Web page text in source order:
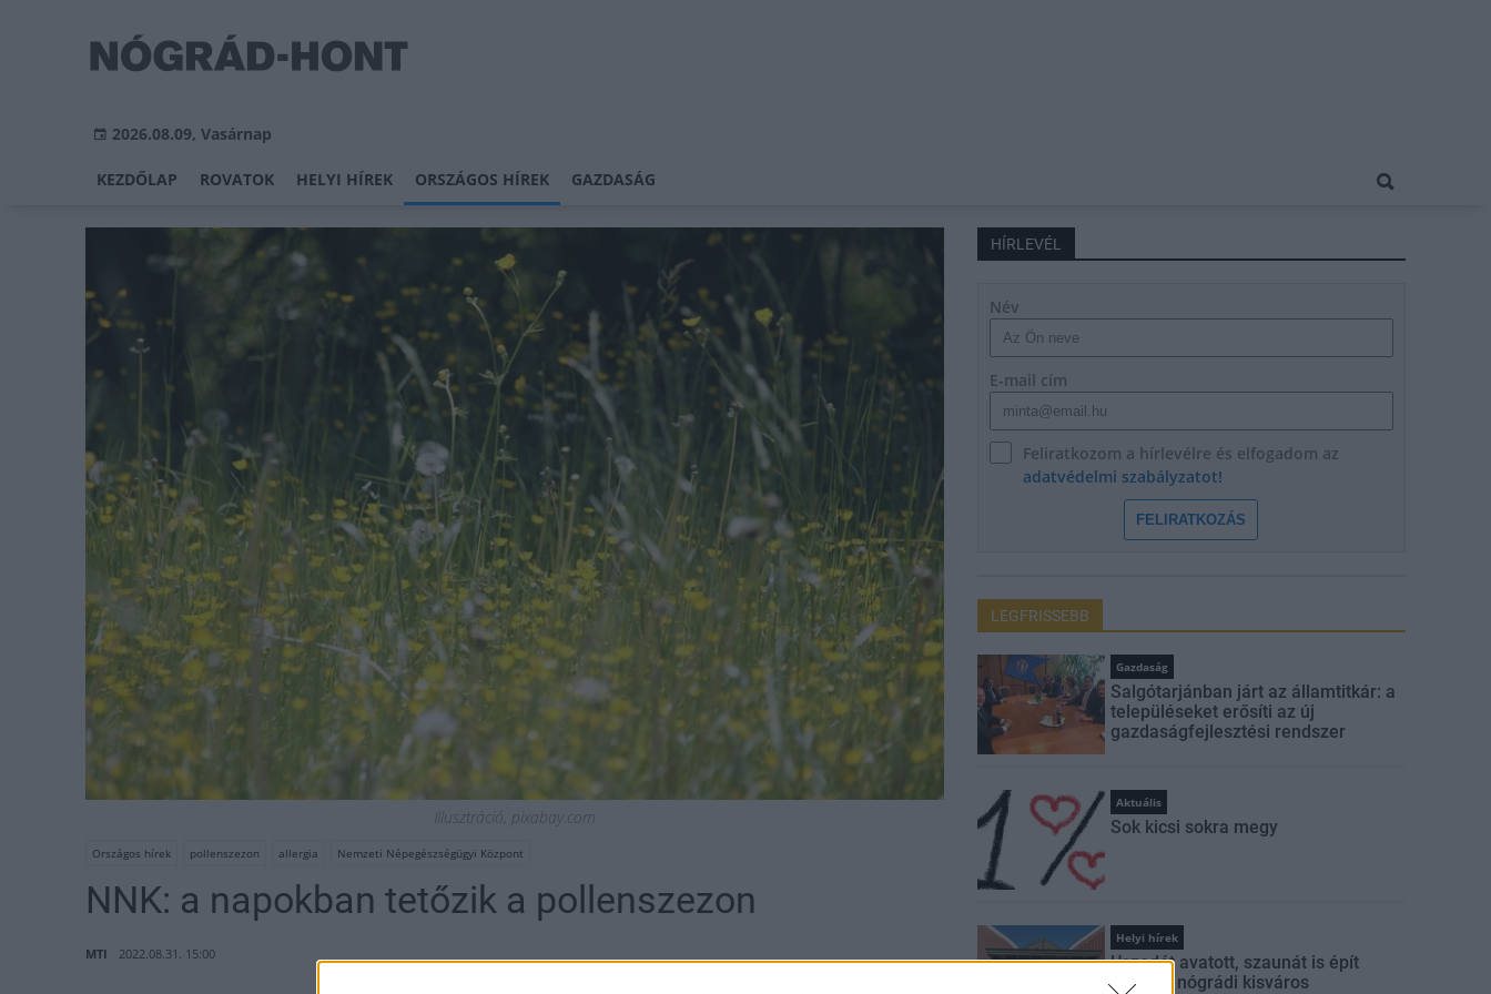
2026.08.09, Vasárnap
KEZDŐLAP ROVATOK HELYI HÍREK ORSZÁGOS HÍREK GAZDASÁG
Illusztráció, pixabay.com
Országos hírek pollenszezon allergia Nemzeti Népegészségügyi Központ
NNK: a napokban tetőzik a pollenszezon
MTI 2022.08.31. 15:00
HÍRLEVÉL
Név
E-mail cím
Feliratkozom a hírlevélre és elfogadom az
adatvédelmi szabályzatot!
FELIRATKOZÁS
LEGFRISSEBB
Gazdaság
Salgótarjánban járt az államtitkár: a
településeket erősíti az új
gazdaságfejlesztési rendszer
Aktuális
Sok kicsi sokra megy
Helyi hírek
Uszodát avatott, szaunát is épít
hozzá a nógrádi kisváros